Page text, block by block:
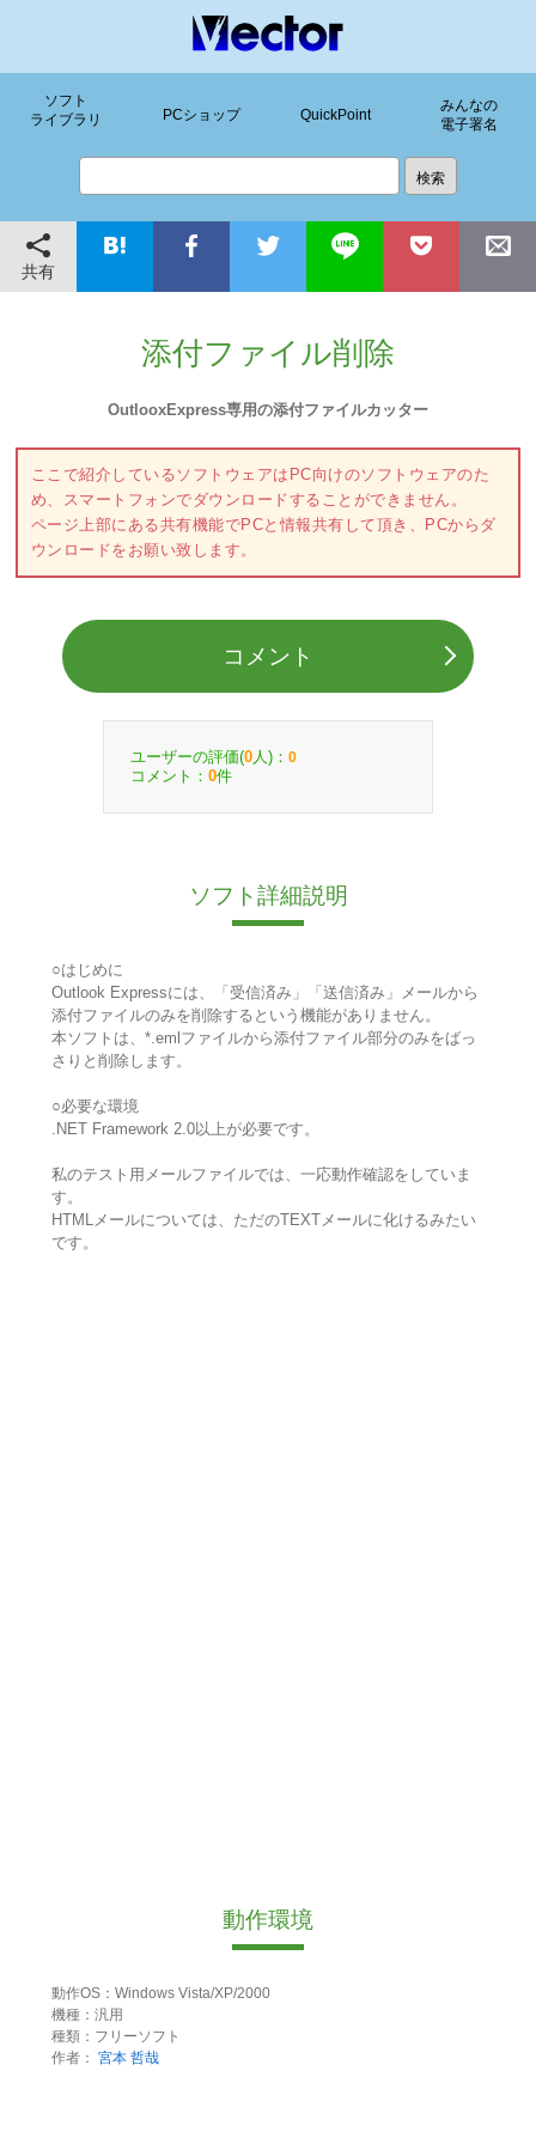
ソフト
ライブラリ
PCショップ QuickPoint
みんなの
電子署名
共有
添付ファイル削除
OutlooxExpress専用の添付ファイルカッター
ここで紹介しているソフトウェアはPC向けのソフトウェアのた
め、スマートフォンでダウンロードすることができません。
ページ上部にある共有機能でPCと情報共有して頂き、PCからダ
ウンロードをお願い致します。
コメント
ユーザーの評価(0 人)： 0
コメント： 0件
ソフト詳細説明
○はじめに
Outlook Expressには、「受信済み」「送信済み」メールから
添付ファイルのみを削除するという機能がありません。
本ソフトは、*.emlファイルから添付ファイル部分のみをばっ
さりと削除します。
○必要な環境
.NET Framework 2.0以上が必要です。
私のテスト用メールファイルでは、一応動作確認をしていま
す。
HTMLメールについては、ただのTEXTメールに化けるみたい
です。
動作環境
動作OS：Windows Vista/XP/2000
機種：汎用
種類：フリーソフト
作者： 宮本 哲哉